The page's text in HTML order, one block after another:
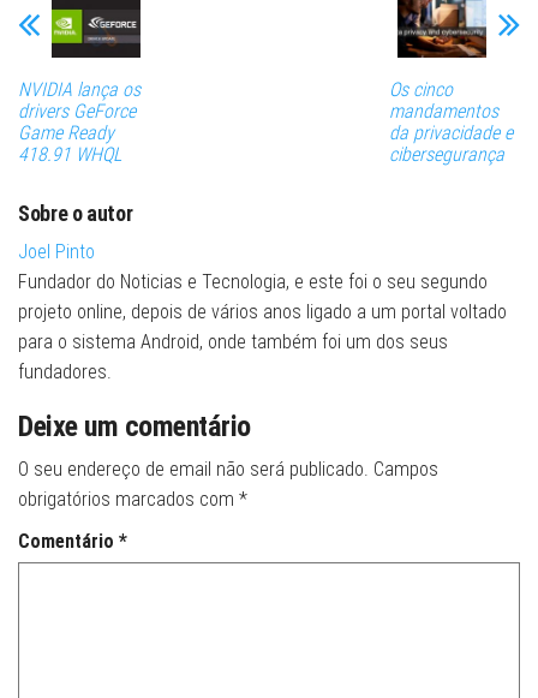
NVIDIA lança os
drivers GeForce
Game Ready
418.91 WHQL
Os cinco
mandamentos
da privacidade e
cibersegurança
Sobre o autor
Joel Pinto
Fundador do Noticias e Tecnologia, e este foi o seu segundo
projeto online, depois de vários anos ligado a um portal voltado
para o sistema Android, onde também foi um dos seus
fundadores.
Deixe um comentário
O seu endereço de email não será publicado. Campos
obrigatórios marcados com *
Comentário *